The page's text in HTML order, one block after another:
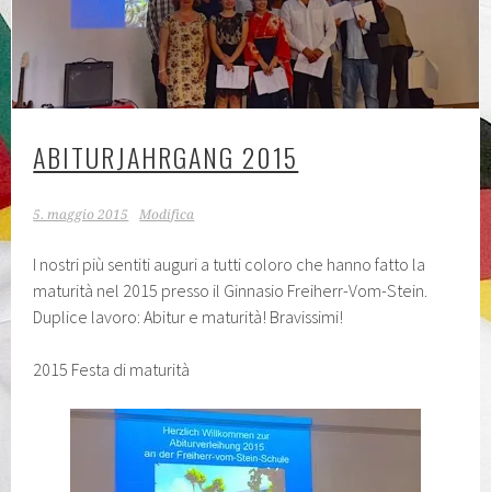
ABITURJAHRGANG 2015
5. maggio 2015 Modifica
I nostri più sentiti auguri a tutti coloro che hanno fatto la
maturità nel 2015 presso il Ginnasio Freiherr-Vom-Stein.
Duplice lavoro: Abitur e maturità! Bravissimi!
2015 Festa di maturità